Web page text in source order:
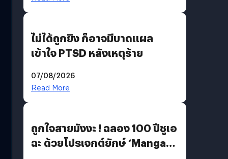
ไม่ได้ถูกยิง ก็อาจมีบาดแผล
เข้าใจ PTSD หลังเหตุร้าย
07/08/2026
Read More
ถูกใจสายมังงะ ! ฉลอง 100 ปีชูเอ
ฉะ ด้วยโปรเจกต์ยักษ์ ‘Manga